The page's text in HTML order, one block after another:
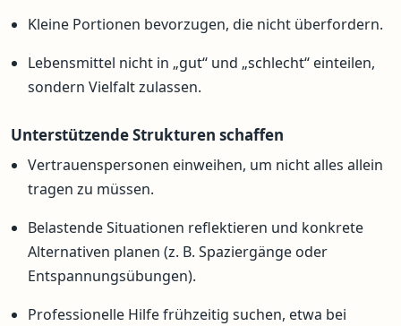
Kleine Portionen bevorzugen, die nicht überfordern.
Lebensmittel nicht in „gut“ und „schlecht“ einteilen,
sondern Vielfalt zulassen.
Unterstützende Strukturen schaffen
Vertrauenspersonen einweihen, um nicht alles allein
tragen zu müssen.
Belastende Situationen reflektieren und konkrete
Alternativen planen (z. B. Spaziergänge oder
Entspannungsübungen).
Professionelle Hilfe frühzeitig suchen, etwa bei